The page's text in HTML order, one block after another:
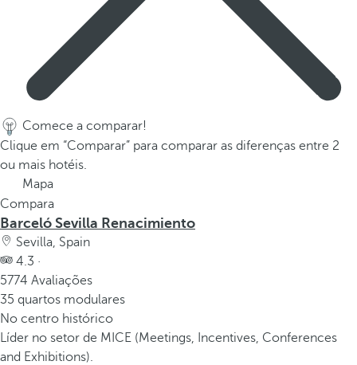
Comece a comparar!
Clique em “Comparar” para comparar as diferenças entre 2
ou mais hotéis.
Mapa
Compara
Barceló Sevilla Renacimiento
Sevilla, Spain
4.3 ·
5774 Avaliações
35 quartos modulares
No centro histórico
Líder no setor de MICE (Meetings, Incentives, Conferences
and Exhibitions).